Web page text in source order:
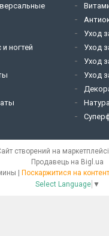
ногтей
Уход
Уход
Уход
Уход
створений на маркетплейсі
Продавець на Bigl.ua
Ситимама.Укр - витамины | Поскаржитися на контент
Select Language ▼